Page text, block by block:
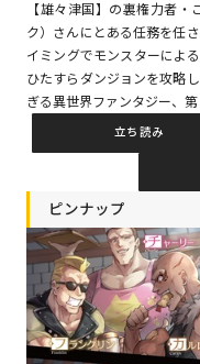
【雄々津国】の裏権力者
ク）さんにとある任務を任
イミングでモンスターによ
ひたすらダンジョンを攻略
ぎる異世界ファンタジー、第
立ち読み
ピンナップ